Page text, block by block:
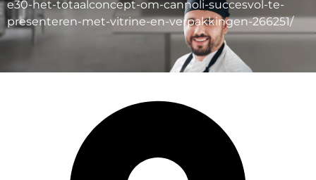
e30-het-totaalconcept-om-cannoli-succesvol-te-
presenteren-met-vitrine-en-verpakkingen-266251/
Only Cannoli